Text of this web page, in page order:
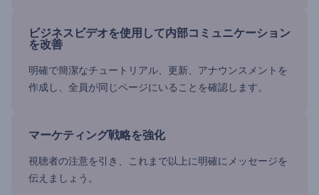
ビジネスビデオを使用して内部コミュニケーション
を改善
明確で簡潔なチュートリアル、更新、アナウンスメントを
作成し、全員が同じページにいることを確認します。
マーケティング戦略を強化
視聴者の注意を引き、これまで以上に明確にメッセージを
伝えましょう。